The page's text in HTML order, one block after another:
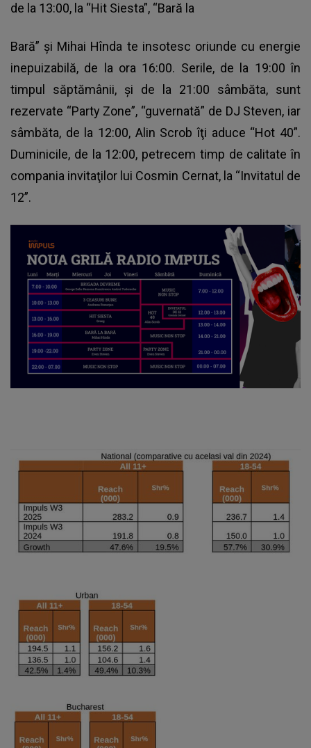
de la 13:00, la “Hit Siesta”, “Bară la
Bară” şi Mihai Hînda te insotesc oriunde cu energie
inepuizabilă, de la ora 16:00. Serile, de la 19:00 în
timpul săptămânii, şi de la 21:00 sâmbăta, sunt
rezervate “Party Zone”, “guvernată” de DJ Steven, iar
sâmbăta, de la 12:00, Alin Scrob îţi aduce “Hot 40”.
Duminicile, de la 12:00, petrecem timp de calitate în
compania invitaţilor lui Cosmin Cernat, la “Invitatul de
12”.